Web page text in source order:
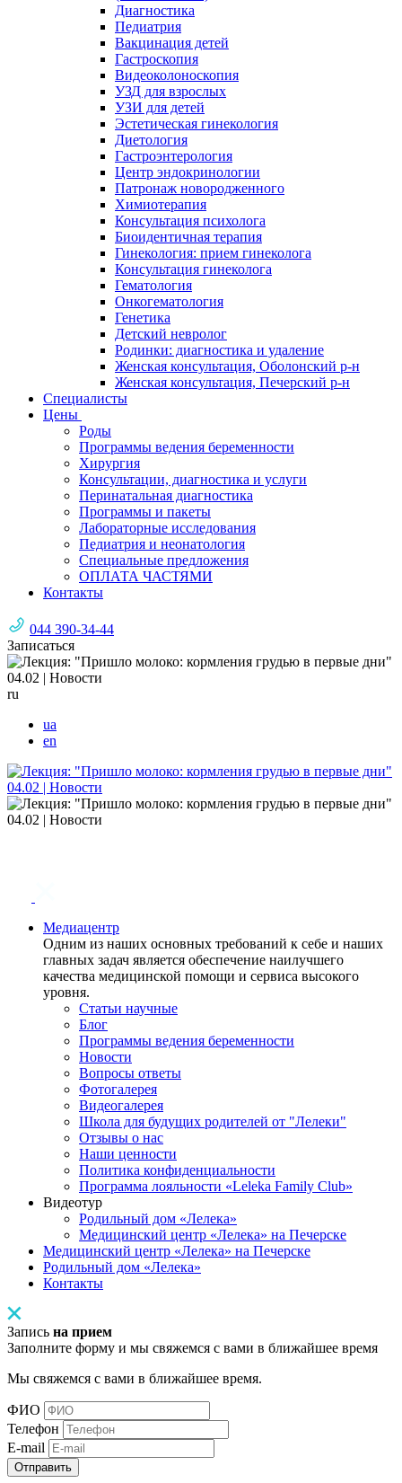
Диагностика
Педиатрия
Вакцинация детей
Гастроскопия
Видеоколоноскопия
УЗД для взрослых
УЗИ для детей
Эстетическая гинекология
Диетология
Гастроэнтерология
Центр эндокринологии
Патронаж новородженного
Химиотерапия
Консультация психолога
Биоидентичная терапия
Гинекология: прием гинеколога
Консультация гинеколога
Гематология
Онкогематология
Генетика
Детский невролог
Родинки: диагностика и удаление
Женская консультация, Оболонский р-н
Женская консультация, Печерский р-н
Специалисты
Цены
Роды
Программы ведения беременности
Хирургия
Консультации, диагностика и услуги
Перинатальная диагностика
Программы и пакеты
Лабораторные исследования
Педиатрия и неонатология
Специальные предложения
ОПЛАТА ЧАСТЯМИ
Контакты
044 390-34-44
Записаться
ru
ua
en
Медиацентр
Одним из наших основных требований к себе и наших
главных задач является обеспечение наилучшего
качества медицинской помощи и сервиса высокого
уровня.
Статьи научные
Блог
Программы ведения беременности
Новости
Вопросы ответы
Фотогалерея
Видеогалерея
Школа для будущих родителей от "Лелеки"
Отзывы о нас
Наши ценности
Политика конфиденциальности
Программа лояльности «Leleka Family Club»
Видеотур
Родильный дом «Лелека»
Медицинский центр «Лелека» на Печерске
Медицинский центр «Лелека» на Печерске
Родильный дом «Лелека»
Контакты
Запись на прием
Заполните форму и мы свяжемся с вами в ближайшее время
Мы свяжемся с вами в ближайшее время.
ФИО
Телефон
E-mail
Отправить